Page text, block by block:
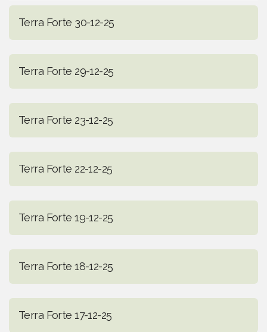
Terra Forte 30-12-25
Terra Forte 29-12-25
Terra Forte 23-12-25
Terra Forte 22-12-25
Terra Forte 19-12-25
Terra Forte 18-12-25
Terra Forte 17-12-25